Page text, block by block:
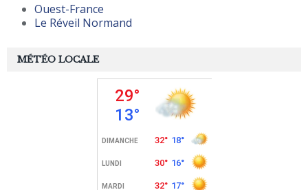
MÉTÉO LOCALE
Ouest-France
Le Réveil Normand